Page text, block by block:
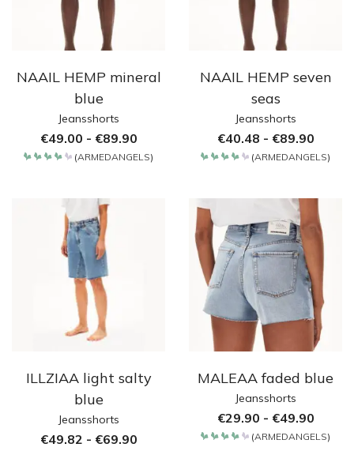
NAAIL HEMP mineral
blue
Jeansshorts
€49.00 - €89.90
(ARMEDANGELS)
NAAIL HEMP seven
seas
Jeansshorts
€40.48 - €89.90
(ARMEDANGELS)
ILLZIAA light salty
blue
Jeansshorts
€49.82 - €69.90
MALEAA faded blue
Jeansshorts
€29.90 - €49.90
(ARMEDANGELS)